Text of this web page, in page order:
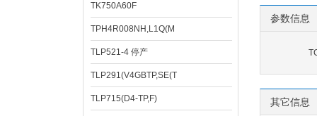
TK750A60F
TPH4R008NH,L1Q(M
TLP521-4 停产
TLP291(V4GBTP,SE(T
TLP715(D4-TP,F)
参数信息
其它信息